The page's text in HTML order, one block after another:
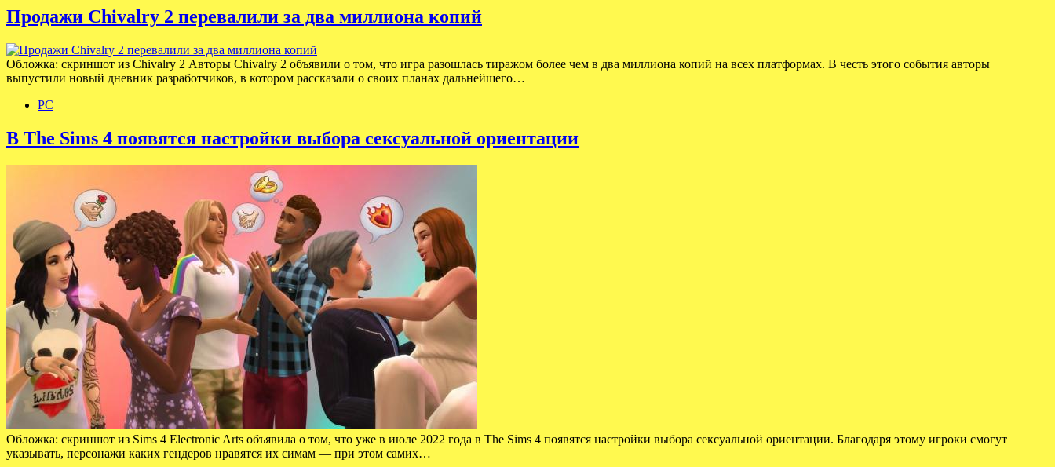
Продажи Chivalry 2 перевалили за два миллиона копий
Обложка: скриншот из Chivalry 2 Авторы Chivalry 2 объявили о том, что игра разошлась тиражом более чем в два миллиона копий на всех платформах. В честь этого события авторы
выпустили новый дневник разработчиков, в котором рассказали о своих планах дальнейшего…
PC
В The Sims 4 появятся настройки выбора сексуальной ориентации
Обложка: скриншот из Sims 4 Electronic Arts объявила о том, что уже в июле 2022 года в The Sims 4 появятся настройки выбора сексуальной ориентации. Благодаря этому игроки смогут
указывать, персонажи каких гендеров нравятся их симам — при этом самих…